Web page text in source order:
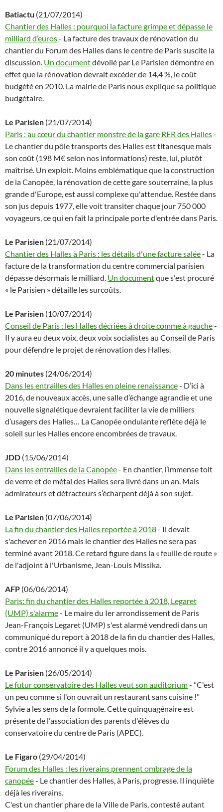
Batiactu (21/07/2014)
Chantier des Halles : pourquoi la facture grimpe et dépasse le
milliard d’euros- La facture des travaux de rénovation du
chantier du Forum des Halles dans le centre de Paris suscite la
discussion. Un documentdévoilé par Le Parisien démontre en
effet que la rénovation devrait excéder de 14,4 %, le coût
budgété en 2010. La mairie de Paris nous explique sa politique
budgétaire.
Le Parisien (21/07/2014)
Paris : au cœur du chantier monstre de la gare RER des Halles-
Le chantier du pôle transports des Halles est titanesque mais
son coût (198 M€ selon nos informations) reste, lui, plutôt
maîtrisé. Un exploit. Moins emblématique que la construction
de la Canopée, la rénovation de cette gare souterraine, la plus
grande d'Europe, est aussi complexe qu'attendue. Restée dans
son jus depuis 1977, elle voit transiter chaque jour 750 000
voyageurs, ce qui en fait la principale porte d'entrée dans Paris.
Le Parisien (21/07/2014)
Chantier des Halles à Paris : les détails d'une facture salée- La
facture de la transformation du centre commercial parisien
dépasse désormais le milliard. Un documentque s'est procuré
« le Parisien » détaille les surcoûts.
Le Parisien (10/07/2014)
Conseil de Paris : les Halles décriées à droite comme à gauche-
Il y aura eu deux voix, deux voix socialistes au Conseil de Paris
pour défendre le projet de rénovation des Halles.
20 minutes (24/06/2014)
Dans les entrailles des Halles en pleine renaissance- D’ici à
2016, de nouveaux accès, une salle d’échange agrandie et une
nouvelle signalétique devraient faciliter la vie de milliers
d’usagers des Halles… La Canopée ondulante reflète déjà le
soleil sur les Halles encore encombrées de travaux.
JDD (15/06/2014)
Dans les entrailles de la Canopée- En chantier, l’immense toit
de verre et de métal des Halles sera livré dans un an. Mais
admirateurs et détracteurs s’écharpent déjà à son sujet.
Le Parisien (07/06/2014)
La fin du chantier des Halles reportée à 2018- Il devait
s'achever en 2016 mais le chantier des Halles ne sera pas
terminé avant 2018. Ce retard figure dans la « feuille de route »
de l'adjoint à l'Urbanisme, Jean-Louis Missika.
AFP (06/06/2014)
Paris: fin du chantier des Halles reportée à 2018, Legaret
(UMP) s'alarme- Le maire du Ier arrondissement de Paris
Jean-François Legaret (UMP) s'est alarmé vendredi dans un
communiqué du report à 2018 de la fin du chantier des Halles,
contre 2016 annoncé il y a quelques mois.
Le Parisien (26/05/2014)
Le futur conservatoire des Halles veut son auditorium- "C'est
un peu comme si l'on ouvrait un restaurant sans cuisine !"
Sylvie a les sens de la formole. Cette quinquagénaire est
présente de l'association des parents d'élèves du
conservatoire du centre de Paris (APEC).
Le Figaro (29/04/2014)
Forum des Halles : les riverains prennent ombrage de la
canopée- Le chantier des Halles, à Paris, progresse. Il inquiète
déjà les riverains.
C'est un chantier phare de la Ville de Paris, contesté autant